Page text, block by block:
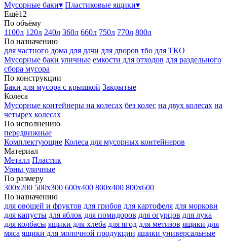
Мусорные баки▾ Пластиковые ящики▾
Ещё12
По объёму
1100л 120л 240л 360л 660л 750л 770л 800л
По назначению
для частного дома для дачи для дворов тбо для ТКО
Мусорные баки уличные емкости для отходов для раздельного
сбора мусора
По конструкции
Баки для мусора с крышкой Закрытые
Колеса
Мусорные контейнеры на колесах без колес на двух колесах на
четырех колесах
По исполнению
передвижные
Комплектующие Колеса для мусорных контейнеров
Материал
Металл Пластик
Урны уличные
По размеру
300х200 500х300 600х400 800х400 800х600
По назначению
для овощей и фруктов для грибов для картофеля для моркови
для капусты для яблок для помидоров для огурцов для лука
для колбасы ящики для хлеба для ягод для метизов ящики для
мяса ящики для молочной продукции ящики универсальные